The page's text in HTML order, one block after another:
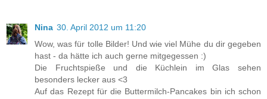
Nina 30. April 2012 um 11:20
Wow, was für tolle Bilder! Und wie viel Mühe du dir gegeben
hast - da hätte ich auch gerne mitgegessen :)
Die Fruchtspieße und die Küchlein im Glas sehen
besonders lecker aus <3
Auf das Rezept für die Buttermilch-Pancakes bin ich schon